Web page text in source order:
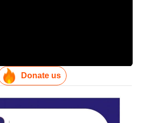
Donate us